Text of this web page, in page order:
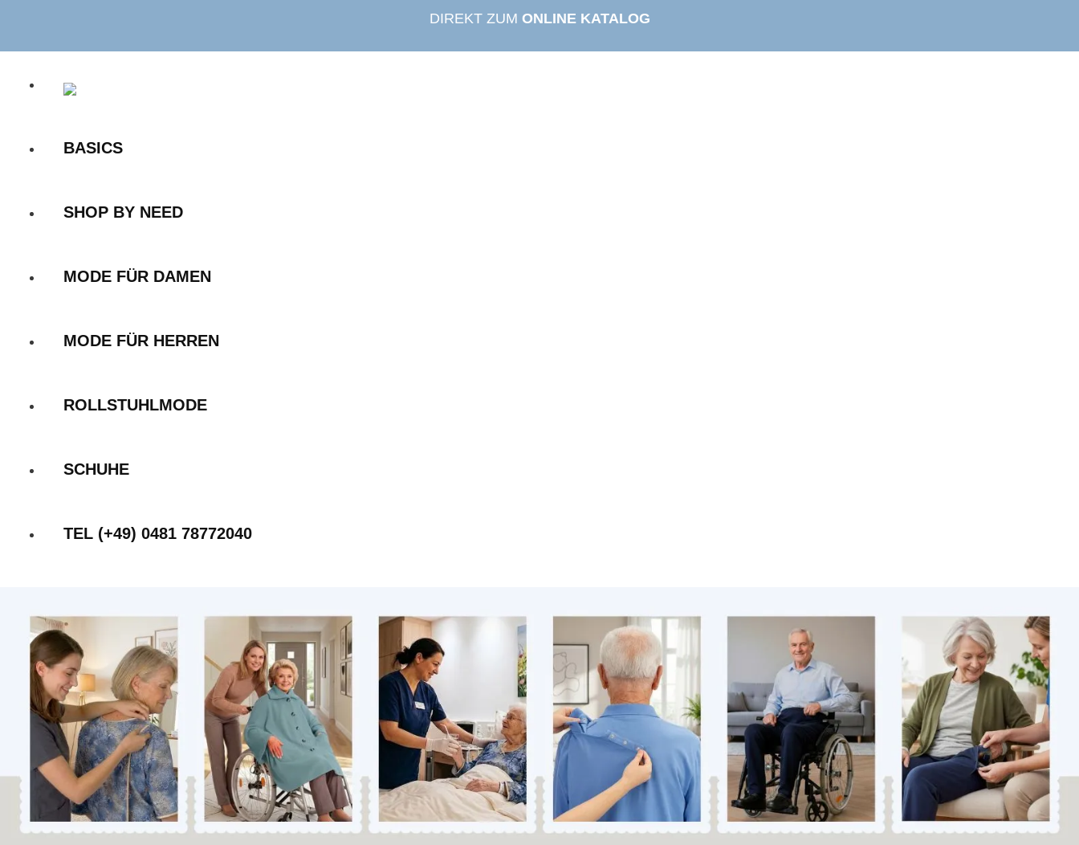
springen
DIREKT ZUM ONLINE KATALOG
BASICS
SHOP BY NEED
MODE FÜR DAMEN
MODE FÜR HERREN
ROLLSTUHLMODE
SCHUHE
TEL (+49) 0481 78772040